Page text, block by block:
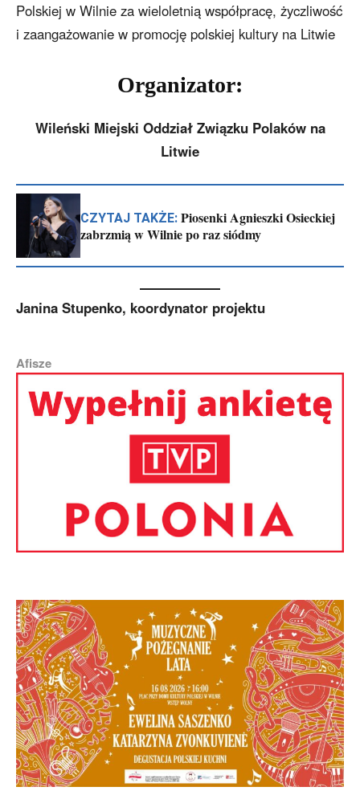
Polskiej w Wilnie za wieloletnią współpracę, życzliwość
i zaangażowanie w promocję polskiej kultury na Litwie
Organizator:
Wileński Miejski Oddział Związku Polaków na
Litwie
CZYTAJ TAKŻE: Piosenki Agnieszki Osieckiej
zabrzmią w Wilnie po raz siódmy
Janina Stupenko, koordynator projektu
Afisze